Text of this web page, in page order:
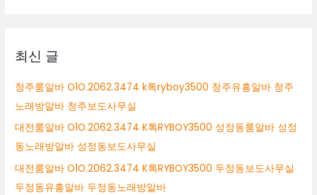
릭
바
천
안
보
도
사
무
실
최신 글
청주룸알바 O1O.2062.3474 k톡ryboy3500 청주유흥알바 청주
노래방알바 청주보도사무실
대전룸알바 O1O.2062.3474 K톡RYBOY3500 성정동룸알바 성정
동노래방알바 성정동보도사무실
대전룸알바 O1O.2062.3474 K톡RYBOY3500 두정동보도사무실
두정동유흥알바 두정동노래방알바